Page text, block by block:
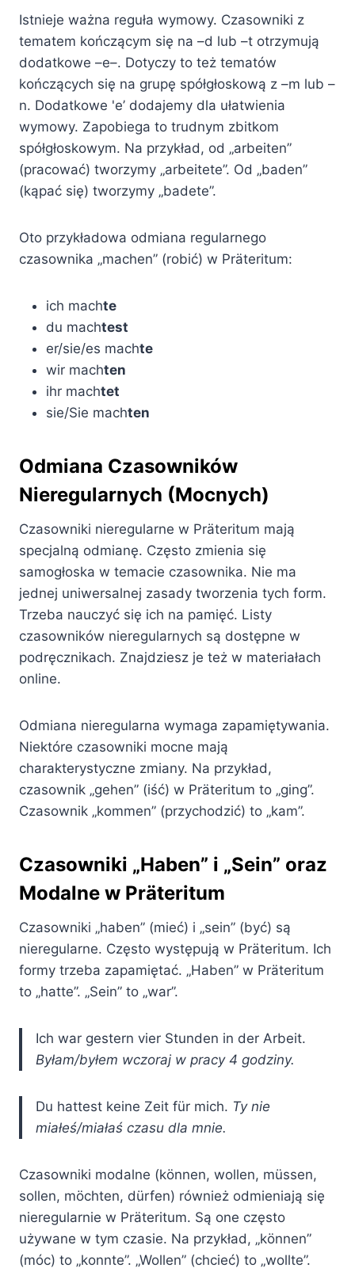
Istnieje ważna reguła wymowy. Czasowniki z
tematem kończącym się na –d lub –t otrzymują
dodatkowe –e–. Dotyczy to też tematów
kończących się na grupę spółgłoskową z –m lub –
n. Dodatkowe 'e’ dodajemy dla ułatwienia
wymowy. Zapobiega to trudnym zbitkom
spółgłoskowym. Na przykład, od „arbeiten”
(pracować) tworzymy „arbeitete”. Od „baden”
(kąpać się) tworzymy „badete”.
Oto przykładowa odmiana regularnego
czasownika „machen” (robić) w Präteritum:
ich machte
du machtest
er/sie/es machte
wir machten
ihr machtet
sie/Sie machten
Odmiana Czasowników
Nieregularnych (Mocnych)
Czasowniki nieregularne w Präteritum mają
specjalną odmianę. Często zmienia się
samogłoska w temacie czasownika. Nie ma
jednej uniwersalnej zasady tworzenia tych form.
Trzeba nauczyć się ich na pamięć. Listy
czasowników nieregularnych są dostępne w
podręcznikach. Znajdziesz je też w materiałach
online.
Odmiana nieregularna wymaga zapamiętywania.
Niektóre czasowniki mocne mają
charakterystyczne zmiany. Na przykład,
czasownik „gehen” (iść) w Präteritum to „ging”.
Czasownik „kommen” (przychodzić) to „kam”.
Czasowniki „Haben” i „Sein” oraz
Modalne w Präteritum
Czasowniki „haben” (mieć) i „sein” (być) są
nieregularne. Często występują w Präteritum. Ich
formy trzeba zapamiętać. „Haben” w Präteritum
to „hatte”. „Sein” to „war”.
Ich war gestern vier Stunden in der Arbeit.
Byłam/byłem wczoraj w pracy 4 godziny.
Du hattest keine Zeit für mich. Ty nie
miałeś/miałaś czasu dla mnie.
Czasowniki modalne (können, wollen, müssen,
sollen, möchten, dürfen) również odmieniają się
nieregularnie w Präteritum. Są one często
używane w tym czasie. Na przykład, „können”
(móc) to „konnte”. „Wollen” (chcieć) to „wollte”.